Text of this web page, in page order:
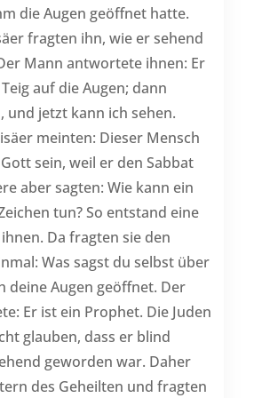
die Augen geöffnet hatte.
fragten ihn, wie er sehend
Mann antwortete ihnen: Er
auf die Augen; dann
und jetzt kann ich sehen.
meinten: Dieser Mensch
sein, weil er den Sabbat
aber sagten: Wie kann ein
tun? So entstand eine
Da fragten sie den
Was sagst du selbst über
deine Augen geöffnet. Der
Er ist ein Prophet. Die Juden
glauben, dass er blind
geworden war. Daher
des Geheilten und fragten